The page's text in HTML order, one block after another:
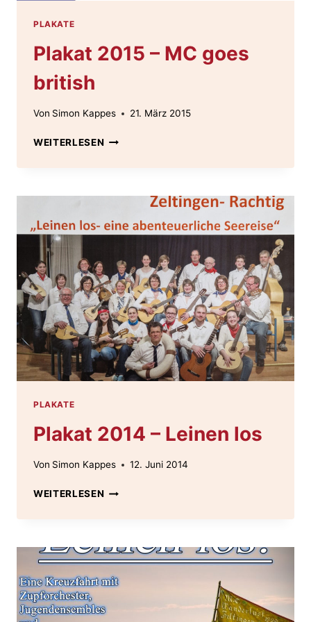
PLAKATE
Plakat 2015 – MC goes
british
Von Simon Kappes 21. März 2015
WEITERLESENPLAKAT
GOES
PLAKATE
Plakat 2014 – Leinen los
Von Simon Kappes 12. Juni 2014
WEITERLESENPLAKAT
LOS